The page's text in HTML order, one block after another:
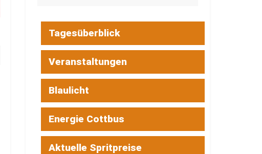
Tagesüberblick
Veranstaltungen
Blaulicht
Energie Cottbus
Aktuelle Spritpreise